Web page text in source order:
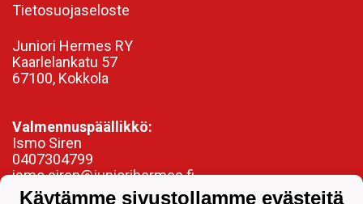
Tietosuojaseloste
Juniori Hermes RY
Kaarlelankatu 57
67100, Kokkola
Valmennuspäällikkö:
Ismo Siren
0407304799
ismo.siren@juniorihermes.fi
Käytämme sivustollamme evästeitä